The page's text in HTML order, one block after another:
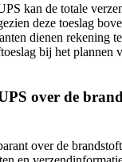
kan de totale
deze toeslag
dienen rekening
bij het plannen
over de
over de